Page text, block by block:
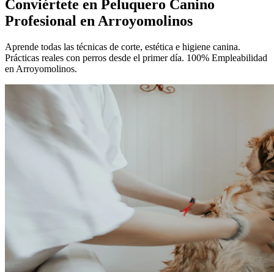
Conviértete en Peluquero Canino
Profesional en Arroyomolinos
Aprende todas las técnicas de corte, estética e higiene canina.
Prácticas reales con perros desde el primer día. 100% Empleabilidad
en Arroyomolinos.